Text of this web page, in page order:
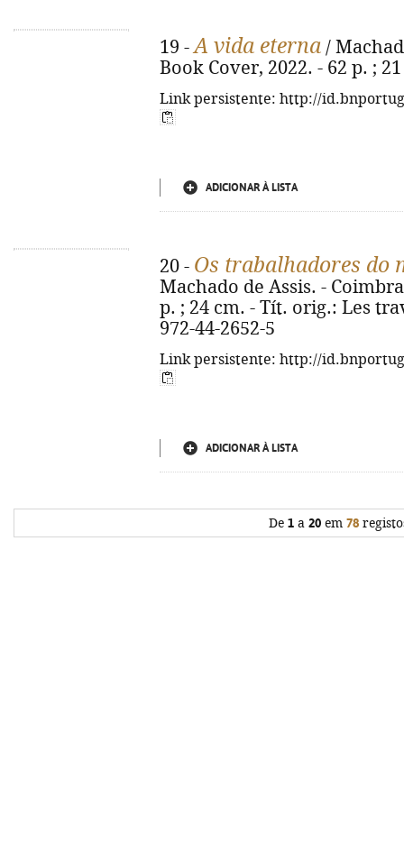
19 -A vida eterna /
Book Cover, 2022. - 62 p. ;
Link persistente: http://
ADICIONAR À LISTA
20 - Os trabalhadores do
Machado de Assis. -
p. ; 24 cm. - Tít. orig.: Les
972-44-2652-5
Link persistente: http://
ADICIONAR À LISTA
De 1a 20em 78